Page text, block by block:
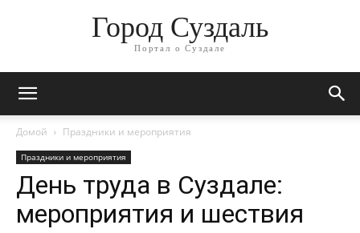
Город Суздаль
Портал о Суздале
Домой Праздники и мероприятия
Праздники и мероприятия
День труда в Суздале:
мероприятия и шествия